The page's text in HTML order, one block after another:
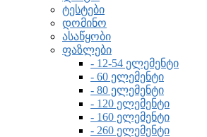
ტესტები
დომინო
ასაწყობი
ფაზლები
- 12-54 ელემენტი
- 60 ელემენტი
- 80 ელემენტი
- 120 ელემენტი
- 160 ელემენტი
- 260 ელემენტი